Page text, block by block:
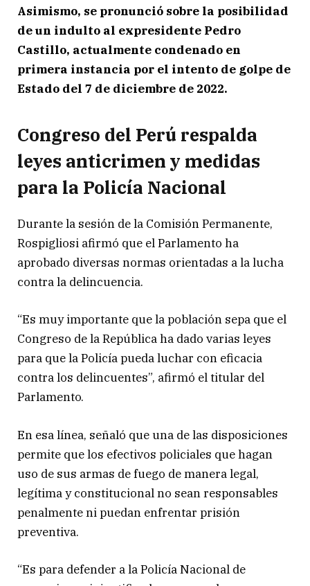
Asimismo, se pronunció sobre la posibilidad
de un indulto al expresidente Pedro
Castillo, actualmente condenado en
primera instancia por el intento de golpe de
Estado del 7 de diciembre de 2022.
Congreso del Perú respalda
leyes anticrimen y medidas
para la Policía Nacional
Durante la sesión de la Comisión Permanente,
Rospigliosi afirmó que el Parlamento ha
aprobado diversas normas orientadas a la lucha
contra la delincuencia.
“Es muy importante que la población sepa que el
Congreso de la República ha dado varias leyes
para que la Policía pueda luchar con eficacia
contra los delincuentes”, afirmó el titular del
Parlamento.
En esa línea, señaló que una de las disposiciones
permite que los efectivos policiales que hagan
uso de sus armas de fuego de manera legal,
legítima y constitucional no sean responsables
penalmente ni puedan enfrentar prisión
preventiva.
“Es para defender a la Policía Nacional de